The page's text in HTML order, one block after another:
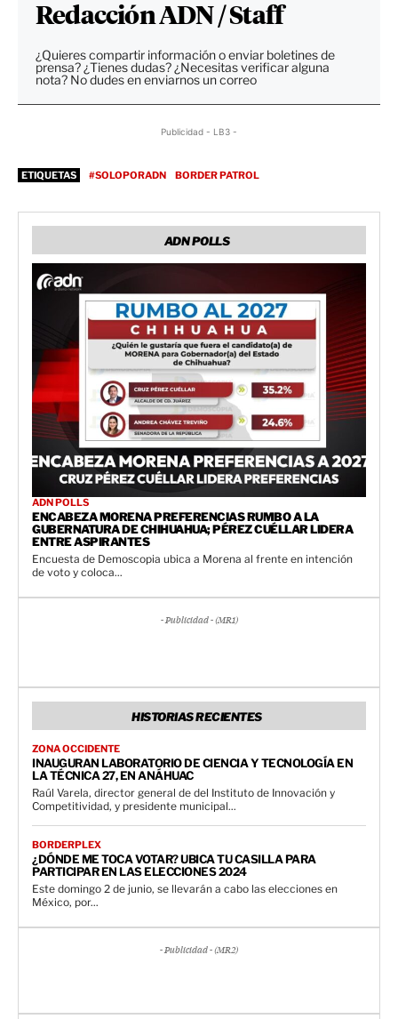
Redacción ADN / Staff
¿Quieres compartir información o enviar boletines de
prensa? ¿Tienes dudas? ¿Necesitas verificar alguna
nota? No dudes en enviarnos un correo
Publicidad - LB3 -
ETIQUETAS #SOLOPORADN BORDER PATROL
ADN POLLS
ADN POLLS
ENCABEZA MORENA PREFERENCIAS RUMBO A LA
GUBERNATURA DE CHIHUAHUA; PÉREZ CUÉLLAR LIDERA
ENTRE ASPIRANTES
Encuesta de Demoscopia ubica a Morena al frente en intención
de voto y coloca...
- Publicidad - (MR1)
HISTORIAS RECIENTES
ZONA OCCIDENTE
INAUGURAN LABORATORIO DE CIENCIA Y TECNOLOGÍA EN
LA TÉCNICA 27, EN ANÁHUAC
Raúl Varela, director general de del Instituto de Innovación y
Competitividad, y presidente municipal...
BORDERPLEX
¿DÓNDE ME TOCA VOTAR? UBICA TU CASILLA PARA
PARTICIPAR EN LAS ELECCIONES 2024
Este domingo 2 de junio, se llevarán a cabo las elecciones en
México, por...
- Publicidad - (MR2)